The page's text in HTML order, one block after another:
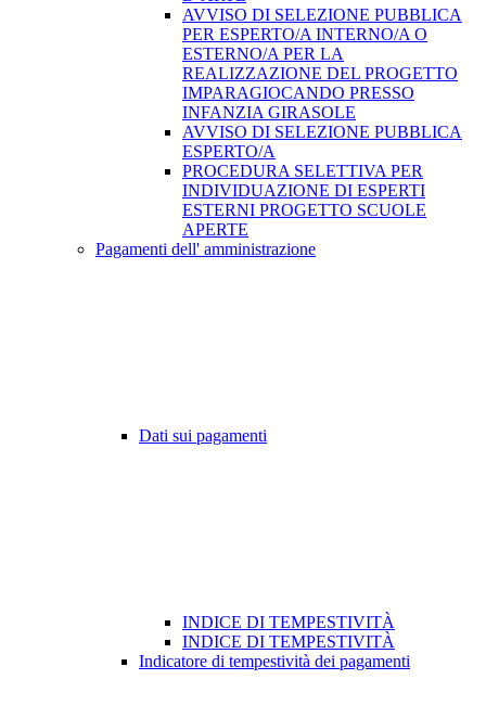
AVVISO DI SELEZIONE PUBBLICA
PER ESPERTO/A INTERNO/A O
ESTERNO/A PER LA
REALIZZAZIONE DEL PROGETTO
IMPARAGIOCANDO PRESSO
INFANZIA GIRASOLE
AVVISO DI SELEZIONE PUBBLICA
ESPERTO/A
PROCEDURA SELETTIVA PER
INDIVIDUAZIONE DI ESPERTI
ESTERNI PROGETTO SCUOLE
APERTE
Pagamenti dell' amministrazione
Dati sui pagamenti
INDICE DI TEMPESTIVITÀ
INDICE DI TEMPESTIVITÀ
Indicatore di tempestività dei pagamenti